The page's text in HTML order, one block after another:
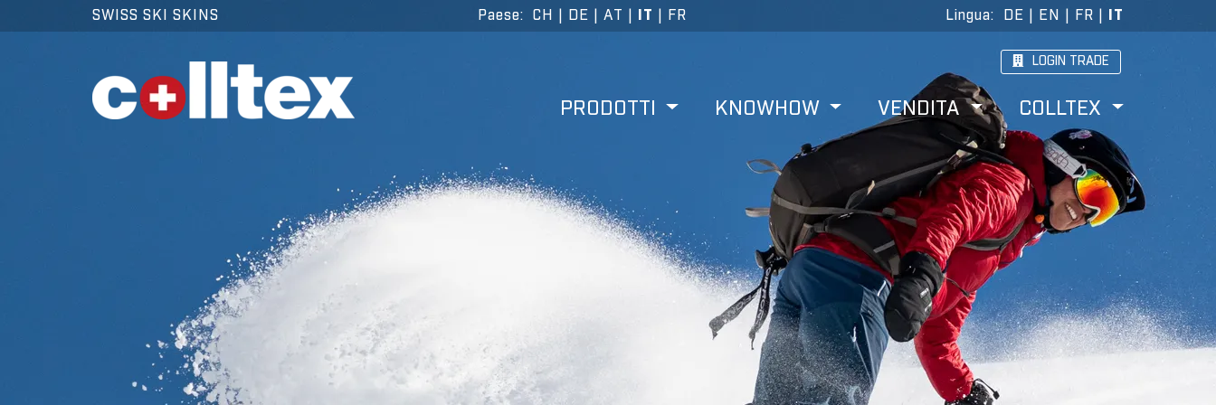
SWISS SKI SKINS Paese: CH DE AT IT FR Lingua: DE EN FR IT
LOGIN TRADE
PRODOTTI KNOWHOW VENDITA COLLTEX